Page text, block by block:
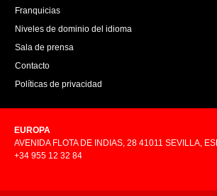
Franquicias
Niveles de dominio del idioma
Sala de prensa
Contacto
Políticas de privacidad
EUROPA
AVENIDA FLOTA DE INDIAS, 28 41011 SEVILLA,
+34 955 12 32 84